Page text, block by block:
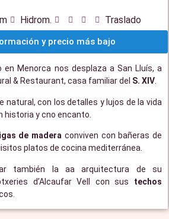
Hidrom. Traslado
y precio más bajo
en Menorca nos desplaza a San Lluís, a
& Restaurant, casa familiar del S. XIV.
natural, con los detalles y lujos de la vida
historia y cno encanto.
de madera conviven con bañeras de
platos de cocina mediterránea.
también la aa arquitectura de su
d’Alcaufar Vell con sus techos